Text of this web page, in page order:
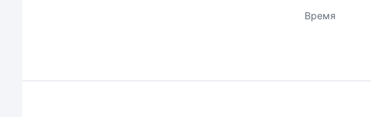
Время